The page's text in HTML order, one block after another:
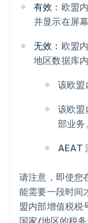
有效： 欧盟
并显示在屏幕
无效： 欧盟
地区数据库
该欧盟
该欧盟
部业务。
AEAT
请注意，即使您
能需要一段时间
盟内部增值税税
阿联酋
爱尔兰
爱沙尼亚
English
奥地利
Deutsch